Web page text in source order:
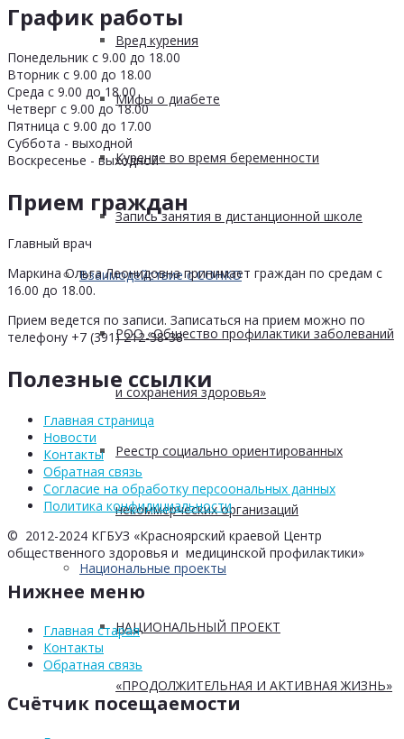
Вред курения
Мифы о диабете
Курение во время беременности
Запись занятия в дистанционной школе
Взаимодействие с СОНКО
РОО «Общество профилактики заболеваний
и сохранения здоровья»
Реестр социально ориентированных
некоммерческих организаций
Национальные проекты
НАЦИОНАЛЬНЫЙ ПРОЕКТ
«ПРОДОЛЖИТЕЛЬНАЯ И АКТИВНАЯ ЖИЗНЬ»
График работы
Понедельник с 9.00 до 18.00
Вторник с 9.00 до 18.00
Среда с 9.00 до 18.00
Четверг с 9.00 до 18.00
Пятница с 9.00 до 17.00
Суббота - выходной
Воскресенье - выходной
Прием граждан
Главный врач
Маркина Ольга Леонидовна принимает граждан по средам с
16.00 до 18.00.
Прием ведется по записи. Записаться на прием можно по
телефону +7 (391) 212-38-38
Полезные ссылки
Главная страница
Новости
Контакты
Обратная связь
Согласие на обработку персоональных данных
Политика конфидициальности
© 2012-2024 КГБУЗ «Красноярский краевой Центр
общественного здоровья и медицинской профилактики»
Нижнее меню
Главная старая
Контакты
Обратная связь
Счётчик посещаемости